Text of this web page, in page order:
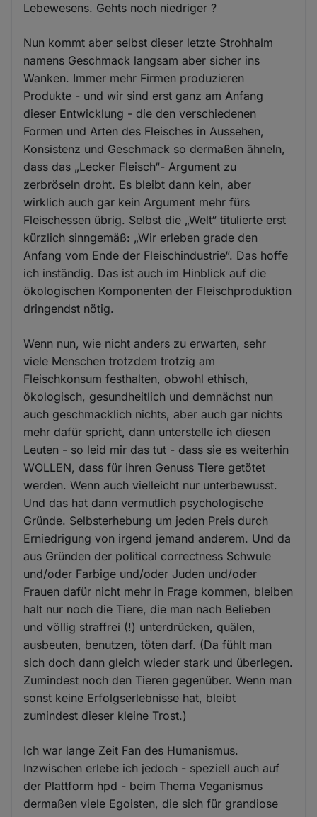
Lebewesens. Gehts noch niedriger ?
Nun kommt aber selbst dieser letzte Strohhalm
namens Geschmack langsam aber sicher ins
Wanken. Immer mehr Firmen produzieren
Produkte - und wir sind erst ganz am Anfang
dieser Entwicklung - die den verschiedenen
Formen und Arten des Fleisches in Aussehen,
Konsistenz und Geschmack so dermaßen ähneln,
dass das „Lecker Fleisch“- Argument zu
zerbröseln droht. Es bleibt dann kein, aber
wirklich auch gar kein Argument mehr fürs
Fleischessen übrig. Selbst die „Welt“ titulierte erst
kürzlich sinngemäß: „Wir erleben grade den
Anfang vom Ende der Fleischindustrie“. Das hoffe
ich inständig. Das ist auch im Hinblick auf die
ökologischen Komponenten der Fleischproduktion
dringendst nötig.
Wenn nun, wie nicht anders zu erwarten, sehr
viele Menschen trotzdem trotzig am
Fleischkonsum festhalten, obwohl ethisch,
ökologisch, gesundheitlich und demnächst nun
auch geschmacklich nichts, aber auch gar nichts
mehr dafür spricht, dann unterstelle ich diesen
Leuten - so leid mir das tut - dass sie es weiterhin
WOLLEN, dass für ihren Genuss Tiere getötet
werden. Wenn auch vielleicht nur unterbewusst.
Und das hat dann vermutlich psychologische
Gründe. Selbsterhebung um jeden Preis durch
Erniedrigung von irgend jemand anderem. Und da
aus Gründen der political correctness Schwule
und/oder Farbige und/oder Juden und/oder
Frauen dafür nicht mehr in Frage kommen, bleiben
halt nur noch die Tiere, die man nach Belieben
und völlig straffrei (!) unterdrücken, quälen,
ausbeuten, benutzen, töten darf. (Da fühlt man
sich doch dann gleich wieder stark und überlegen.
Zumindest noch den Tieren gegenüber. Wenn man
sonst keine Erfolgserlebnisse hat, bleibt
zumindest dieser kleine Trost.)
Ich war lange Zeit Fan des Humanismus.
Inzwischen erlebe ich jedoch - speziell auch auf
der Plattform hpd - beim Thema Veganismus
dermaßen viele Egoisten, die sich für grandiose